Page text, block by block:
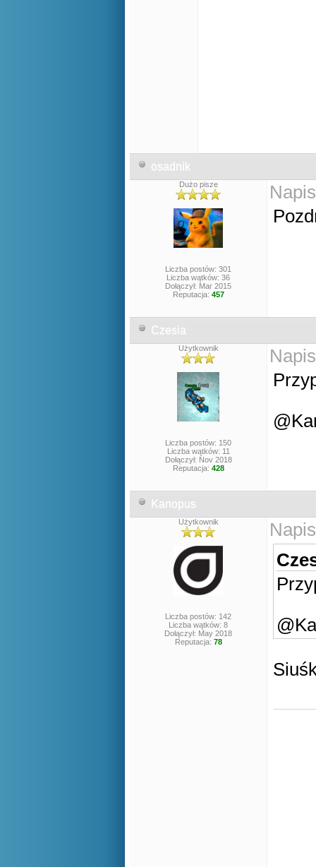
osadnik
Dużo pisze
Liczba postów: 301
Liczba wątków: 36
Dołączył: Mar 2015
Reputacja: 457
Czesia
Użytkownik
Liczba postów: 150
Liczba wątków: 11
Dołączył: Nov 2018
Reputacja: 428
Kanopus
Użytkownik
Liczba postów: 142
Liczba wątków: 8
Dołączył: May 2018
Reputacja: 78